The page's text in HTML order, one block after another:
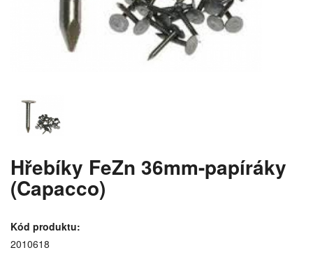
Hřebíky FeZn 36mm-papíráky
(Capacco)
Kód produktu:
2010618